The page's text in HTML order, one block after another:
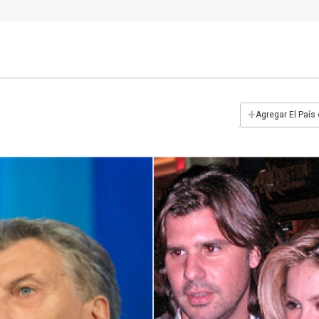
+Agregar El País